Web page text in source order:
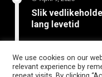
Slik
lang levetid
Hvordan bli
for
We use cookies on our
relevant experience by